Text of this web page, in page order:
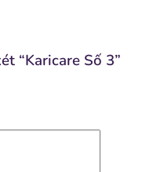
“Karicare Số 3”